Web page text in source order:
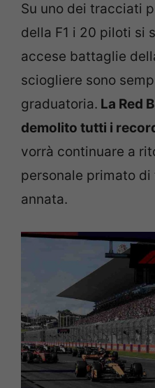
Su uno dei tracciati
della F1 i 20 piloti si
accese battaglie
sciogliere sono
graduatoria. La Red
demolito tutti i
vorrà continuare a
personale primato
annata.